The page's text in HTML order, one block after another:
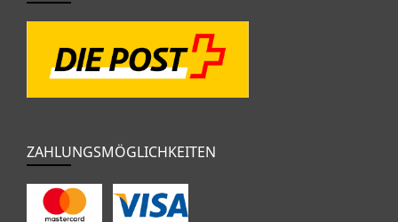
ZAHLUNGSMÖGLICHKEITEN